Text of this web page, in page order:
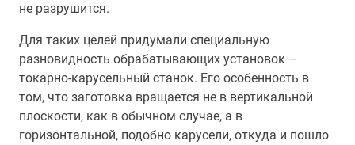
не разрушится.
Для таких целей придумали специальную
разновидность обрабатывающих установок –
токарно-карусельный станок. Его особенность в
том, что заготовка вращается не в вертикальной
плоскости, как в обычном случае, а в
горизонтальной, подобно карусели, откуда и пошло